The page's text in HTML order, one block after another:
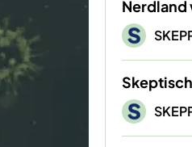
Nerdland
Afbeelding
Afbeelding